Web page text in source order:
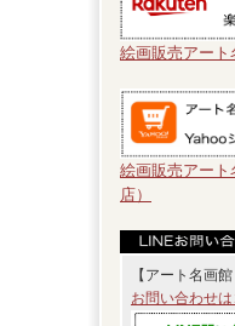
絵画販売アート
絵画販売アート
店）
【アート名画
お問い合わせ